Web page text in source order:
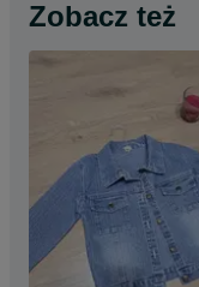
Zobacz też